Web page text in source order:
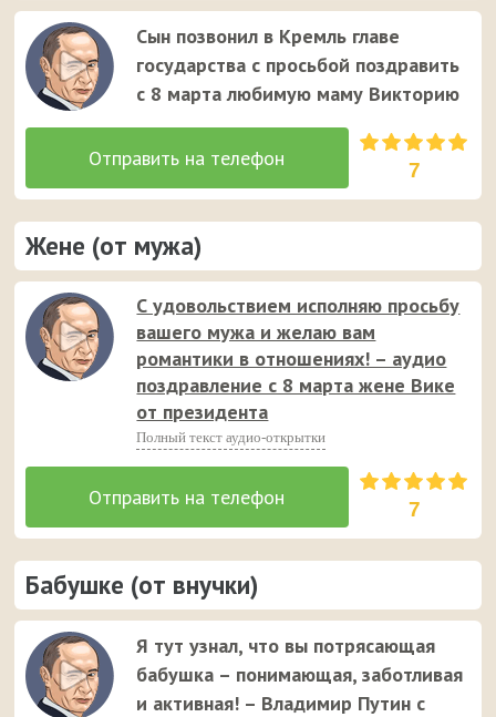
Сын позвонил в Кремль главе
государства с просьбой поздравить
с 8 марта любимую маму Викторию
7
Жене (от мужа)
С удовольствием исполняю просьбу
вашего мужа и желаю вам
романтики в отношениях! – аудио
поздравление с 8 марта жене Вике
от президента
Полный текст аудио-открытки
7
Бабушке (от внучки)
Я тут узнал, что вы потрясающая
бабушка – понимающая, заботливая
и активная! – Владимир Путин с